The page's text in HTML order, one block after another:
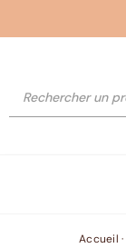
Accueil ·